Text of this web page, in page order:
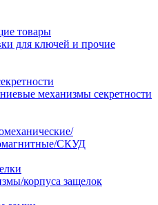
товары
для ключей и прочие
механизмы секретности
СКУД
корпуса защелок